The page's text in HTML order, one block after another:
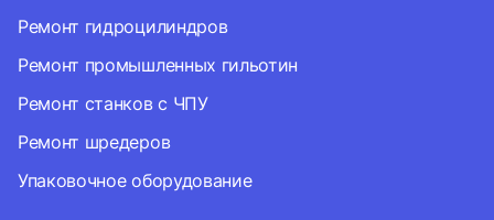
Ремонт гидроцилиндров
Ремонт промышленных гильотин
Ремонт станков с ЧПУ
Ремонт шредеров
Упаковочное оборудование